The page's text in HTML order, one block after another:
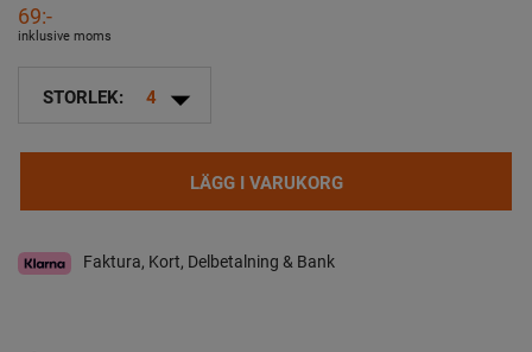
69:-
inklusive moms
STORLEK: 4 arrow_drop_down
LÄGG I VARUKORG
Faktura, Kort, Delbetalning & Bank